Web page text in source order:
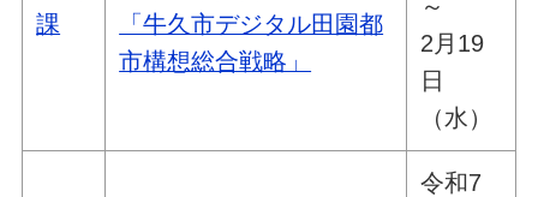
課
「牛久市デジタル田園都
市構想総合戦略」
～
2月19
日
（水）
令和7